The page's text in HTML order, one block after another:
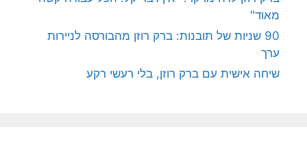
מאוד"
90 שניות של תובנות: ברק רוזן מהבורסה לניירות
ערך
שיחה אישית עם ברק רוזן, בלי רעשי רקע